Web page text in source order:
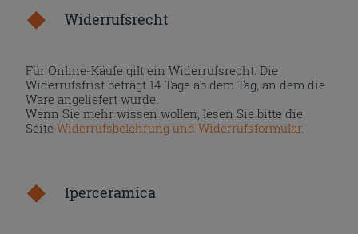
Widerrufsrecht
Für Online-Käufe gilt ein Widerrufsrecht. Die
Widerrufsfrist beträgt 14 Tage ab dem Tag, an dem die
Ware angeliefert wurde.
Wenn Sie mehr wissen wollen, lesen Sie bitte die
SeiteWiderrufsbelehrung und Widerrufsformular.
Iperceramica